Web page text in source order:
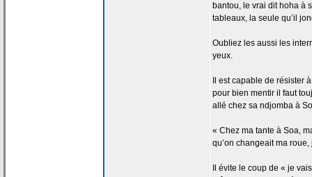
bantou, le vrai dit hoha à
tableaux, la seule qu’il
Oubliez les aussi les
yeux.
Il est capable de résister
pour bien mentir il faut
allé chez sa ndjomba à
« Chez ma tante à Soa,
qu’on changeait ma
Il évite le coup de « je